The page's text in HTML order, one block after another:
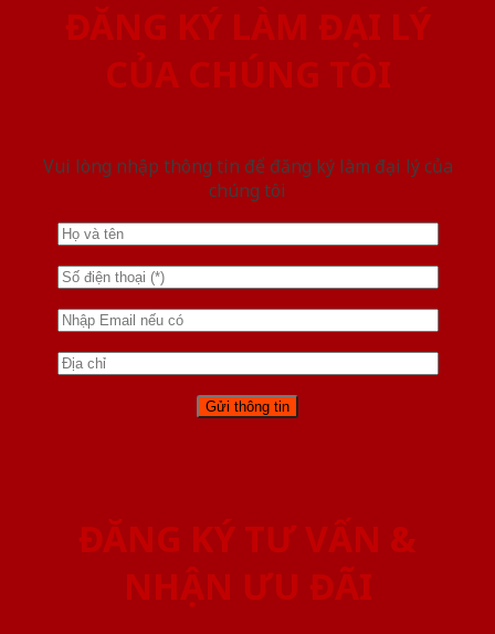
ĐĂNG KÝ LÀM ĐẠI LÝ
CỦA CHÚNG TÔI
Vui lòng nhập thông tin để đăng ký làm đại lý của
chúng tôi
ĐĂNG KÝ TƯ VẤN &
NHẬN ƯU ĐÃI